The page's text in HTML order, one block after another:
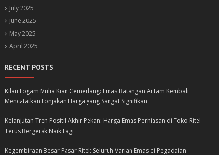
July 2025
June 2025
May 2025
April 2025
RECENT POSTS
Kilau Logam Mulia Kian Cemerlang: Emas Batangan Antam Kembali
Mencatatkan Lonjakan Harga yang Sangat Signifikan
Kelanjutan Tren Positif Akhir Pekan: Harga Emas Perhiasan di Toko Ritel
Terus Bergerak Naik Lagi
Kegembiraan Besar Pasar Ritel: Seluruh Varian Emas di Pegadaian